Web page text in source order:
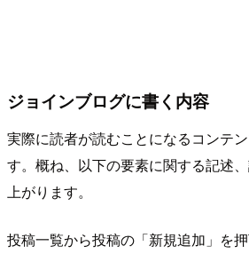
ジョインブログに書く内容
実際に読者が読むことになるコンテ
す。概ね、以下の要素に関する記述
上がります。
投稿一覧から投稿の「新規追加」を